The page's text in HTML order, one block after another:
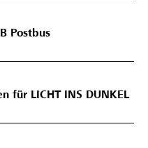
Postbus
für LICHT INS DUNKEL